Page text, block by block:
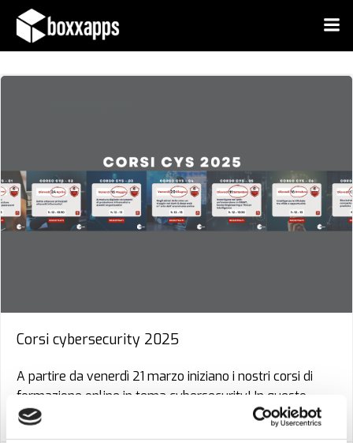
Corsi cybersecurity 2025
A partire da venerdì 21 marzo iniziano i nostri corsi di
formazione online in tema cybersecurity! In questo
periodo di […]